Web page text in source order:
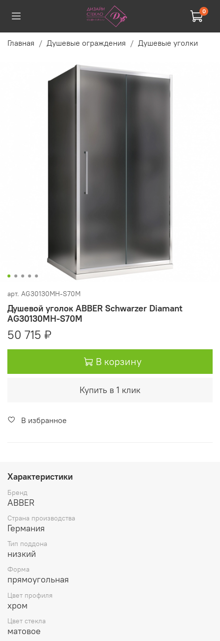
0
Главная Душевые ограждения Душевые уголки
арт. AG30130MH-S70M
Душевой уголок ABBER Schwarzer Diamant
AG30130MH-S70M
50 715 ₽
В корзину
Купить в 1 клик
В избранное
Характеристики
Бренд
ABBER
Страна производства
Германия
Тип поддона
низкий
Форма
прямоугольная
Цвет профиля
хром
Цвет стекла
матовое